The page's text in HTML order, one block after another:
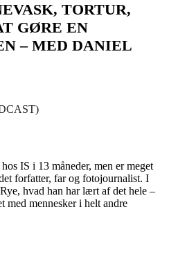
TORTUR,
GØRE EN
– MED DANIEL
IS i 13 måneder, men er meget
forfatter, far og fotojournalist. I
hvad han har lært af det hele –
med mennesker i helt andre